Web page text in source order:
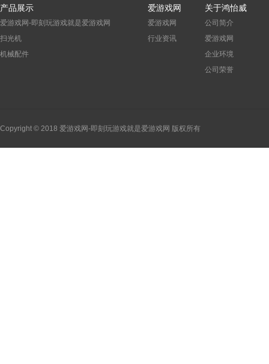
产品展示
爱游戏网-即刻玩游戏就是爱游戏网
扫光机
机械配件
爱游戏网
爱游戏网
行业资讯
关于鸿怡威
公司简介
爱游戏网
企业环境
公司荣誉
Copyright © 2018 爱游戏网-即刻玩游戏就是爱游戏网 版权所有